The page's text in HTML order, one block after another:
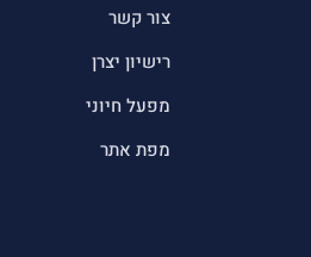
צור קשר
רישיון יצרן
מפעל חיוני
מפת אתר